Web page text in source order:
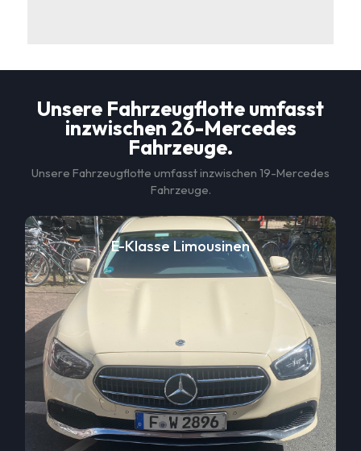
Unsere Fahrzeugflotte umfasst
inzwischen 26-Mercedes
Fahrzeuge.
Unsere Fahrzeugflotte umfasst inzwischen 19-Mercedes
Fahrzeuge.
E-Klasse Limousinen